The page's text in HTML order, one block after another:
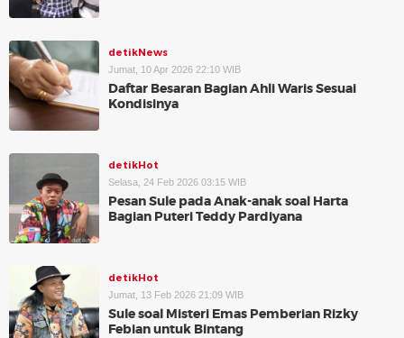
detikNews
Jumat, 10 Apr 2026 22:10 WIB
Daftar Besaran Bagian Ahli Waris Sesuai
Kondisinya
detikHot
Selasa, 24 Feb 2026 03:15 WIB
Pesan Sule pada Anak-anak soal Harta
Bagian Puteri Teddy Pardiyana
detikHot
Jumat, 13 Feb 2026 21:09 WIB
Sule soal Misteri Emas Pemberian Rizky
Febian untuk Bintang